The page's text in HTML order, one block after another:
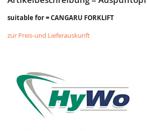
suitable for = CANGARU FORKLIFT
zur Preis-und Lieferauskunft